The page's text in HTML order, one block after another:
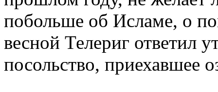
побольше об Исламе, о
весной Телериг ответил
посольство, приехавшее